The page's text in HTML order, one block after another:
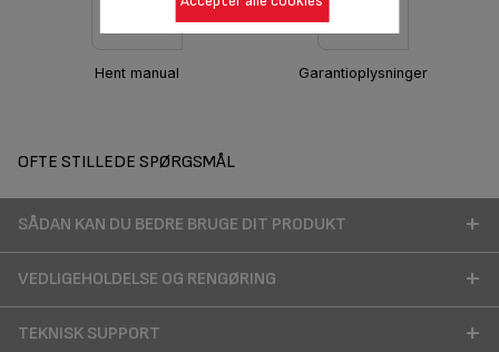
Hent manual Garantioplysninger
OFTE STILLEDE SPØRGSMÅL
SÅDAN KAN DU BEDRE BRUGE DIT PRODUKT
VEDLIGEHOLDELSE OG RENGØRING
TEKNISK SUPPORT